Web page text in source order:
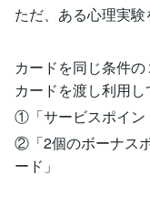
ただ、ある心理実験
カードを同じ条件
カードを渡し利用し
①「サービスポイン
②「2個のボーナス
ード」